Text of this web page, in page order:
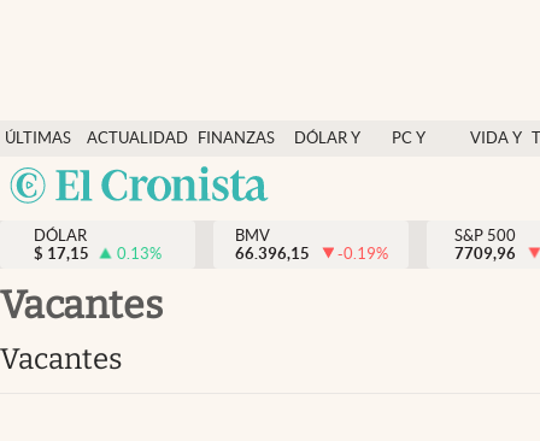
ÚLTIMAS
NOTICIAS
ACTUALIDAD
FINANZAS
Y
ECONOMÍA
DÓLAR Y
PC Y
VIDA Y
México
Actualidad
Finanzas y economía
Dólar y mercados
Opinión
Brand Strategy
DÓLAR
$ 17,15 0.13%
BMV
66.396,15
-0.19%
S&P 500
7709,96
vacantes
vacantes